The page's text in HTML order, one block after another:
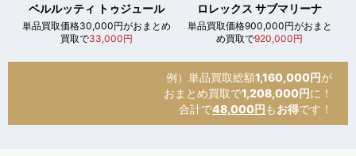
ベルルッティ トゥジュール
単品買取価格30,000円がおまとめ
買取で33,000円
ロレックス サブマリーナ
単品買取価格900,000円がおまと
め買取で920,000円
例）単品買取総額1,160,000円が
おまとめ買取で1,208,000円に！
合計で48,000円 もお得です！